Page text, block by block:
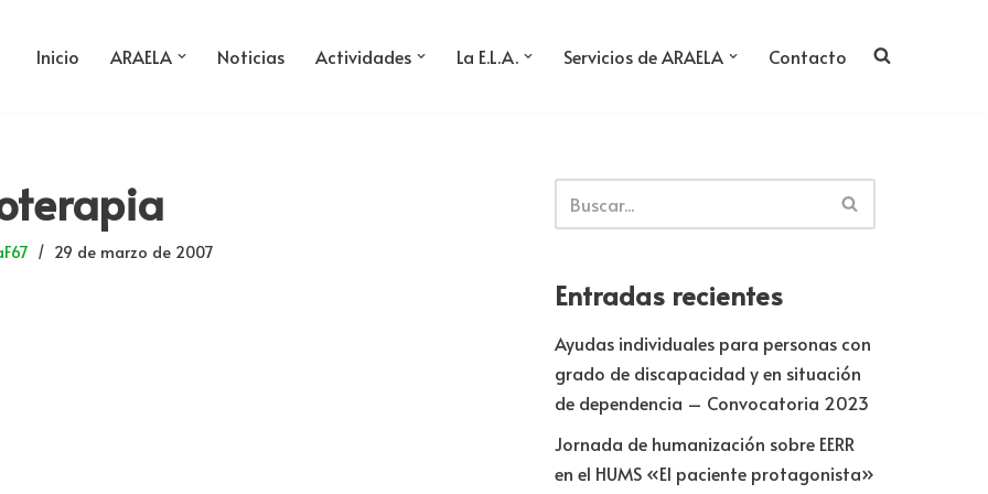
Inicio ARAELA Noticias Actividades La E.L.A. Servicios de ARAELA Contacto
29 de marzo de 2007
Entradas recientes
Ayudas individuales para personas con
grado de discapacidad y en situación
de dependencia – Convocatoria 2023
Jornada de humanización sobre EERR
en el HUMS «El paciente protagonista»